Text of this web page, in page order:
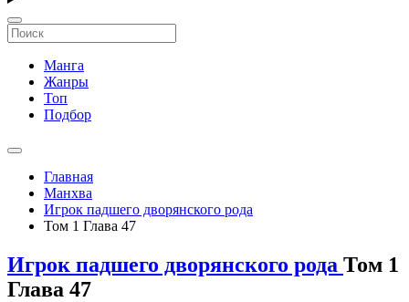
Манга
Жанры
Топ
Подбор
Главная
Манхва
Игрок падшего дворянского рода
Том 1 Глава 47
Игрок падшего дворянского рода Том 1
Глава 47